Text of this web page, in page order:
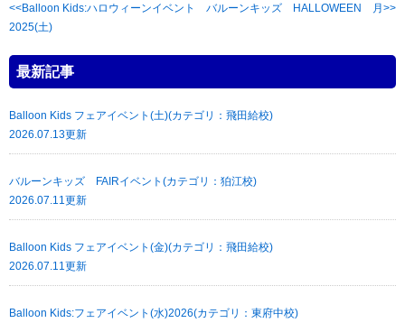
Balloon Kids:ハロウィーンイベント
2025(土)
バルーンキッズ HALLOWEEN 月
最新記事
Balloon Kids フェアイベント(土)(カテゴリ：飛田給校)
2026.07.13更新
バルーンキッズ FAIRイベント(カテゴリ：狛江校)
2026.07.11更新
Balloon Kids フェアイベント(金)(カテゴリ：飛田給校)
2026.07.11更新
Balloon Kids:フェアイベント(水)2026(カテゴリ：東府中校)